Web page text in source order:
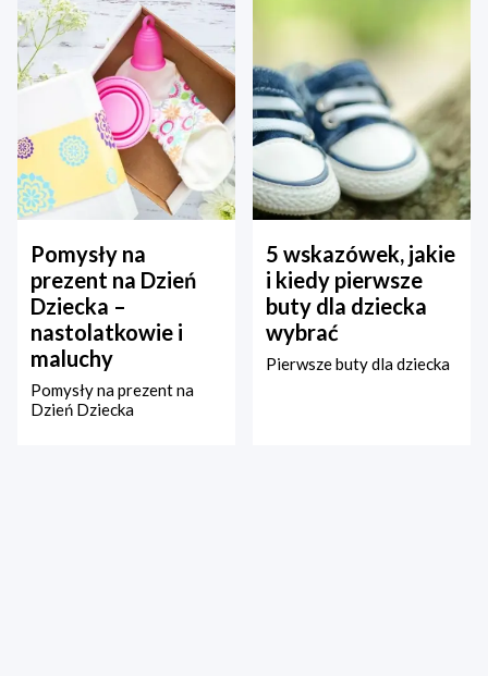
Pomysły na
prezent na Dzień
Dziecka –
nastolatkowie i
maluchy
Pomysły na prezent na
Dzień Dziecka
5 wskazówek, jakie
i kiedy pierwsze
buty dla dziecka
wybrać
Pierwsze buty dla dziecka